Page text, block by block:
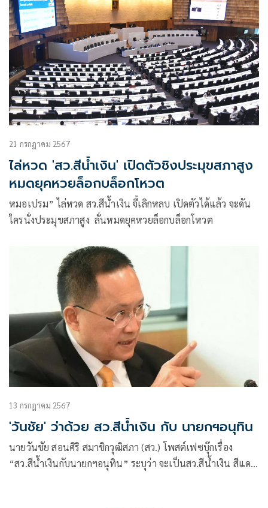
21 กรกฎาคม 2567
ไล่หวด 'สว.สีน้ำเงิน' เปิดตัวชิงประมุขสภาสูง
หมดยุคหวยล็อกบล็อกโหวต
หมอเปรม” ไล่หวด สว.สีน้ำเงิน จี้เลิกหลบ เปิดตัวได้แล้ว จะดัน
ใครนั่งประมุขสภาสูง ลั่นหมดยุคหวยล็อกบล็อกโหวต
13 กรกฎาคม 2567
'วันชัย' ว่าด้วย สว.สีน้ำเงิน กับ นายกฯอนุทิน
นายวันชัย สอนศิริ สมาชิกวุฒิสภา (สว.) โพสต์เฟซบุ๊กเรื่อง
“สว.สีน้ำเงินกับนายกฯอนุทิน” ระบุว่า จะเป็นสว.สีน้ำเงิน สีแดง